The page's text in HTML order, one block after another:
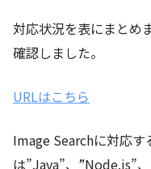
対応状況を表にまとめ
確認しました。
URLはこちら
Image Searchに対応す
は”Java”、”Node.js”